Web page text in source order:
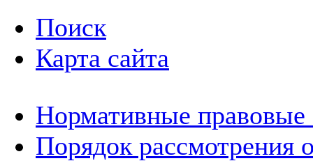
Поиск
Карта сайта
Нормативные правовые
Порядок рассмотрения